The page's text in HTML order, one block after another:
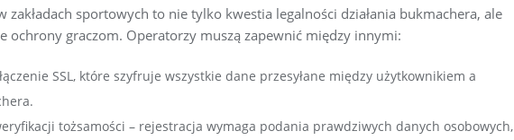
zakładach sportowych to nie tylko kwestia legalności działania bukmachera, ale
ochrony graczom. Operatorzy muszą zapewnić między innymi:
SSL, które szyfruje wszystkie dane przesyłane między użytkownikiem a
tożsamości – rejestracja wymaga podania prawdziwych danych osobowych,